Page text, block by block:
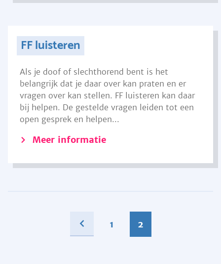
FF luisteren
Als je doof of slechthorend bent is het
belangrijk dat je daar over kan praten en er
vragen over kan stellen. FF luisteren kan daar
bij helpen. De gestelde vragen leiden tot een
open gesprek en helpen...
Meer informatie
1 2